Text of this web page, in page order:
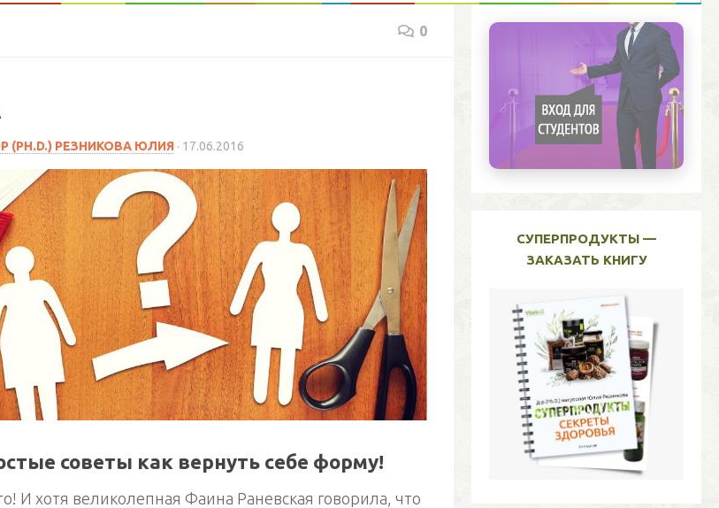
0
(PH.D.) РЕЗНИКОВА ЮЛИЯ · 17.06.2016
советы как вернуть себе форму!
И хотя великолепная Фаина Раневская говорила, что
СУПЕРПРОДУКТЫ —
ЗАКАЗАТЬ КНИГУ